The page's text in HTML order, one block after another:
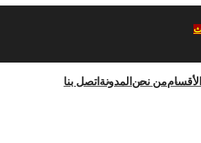
الأقساممن نحن المدونة اتصل بنا